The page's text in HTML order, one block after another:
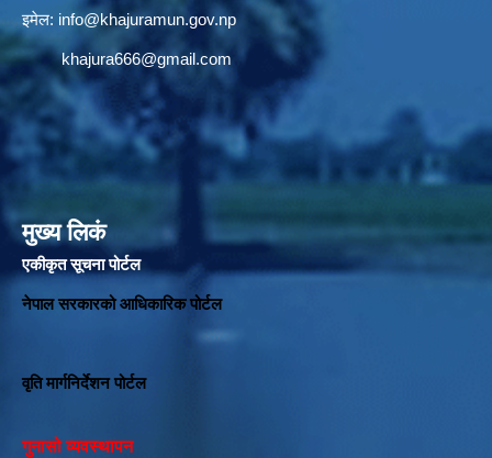
इमेल: info@khajuramun.gov.np
khajura666@gmail.com
मुख्य लिकं
एकीकृत सूचना पोर्टल
नेपाल सरकारको आधिकारिक पोर्टल
वृति मार्गनिर्देशन पोर्टल
गुनासो व्यवस्थापन